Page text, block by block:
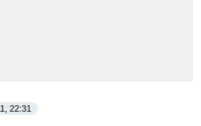
22:31